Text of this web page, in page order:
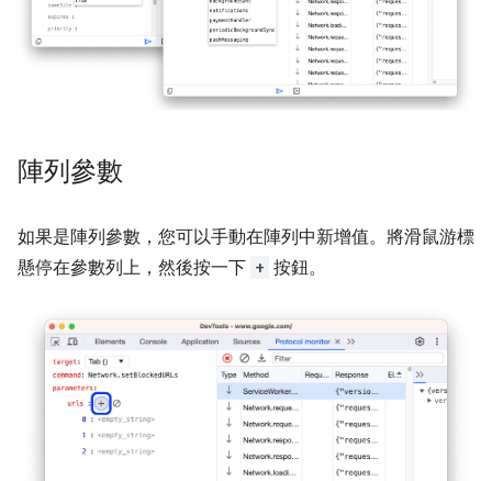
陣列參數
如果是陣列參數，您可以手動在陣列中新增值。將滑鼠游標
懸停在參數列上，然後按一下 + 按鈕。